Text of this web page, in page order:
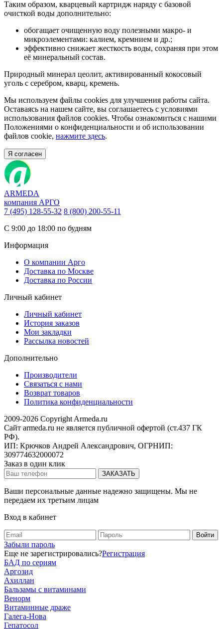
Таким образом, кварцевый картридж наряду с базовой
очисткой воды дополнительно:
обогащает очищенную воду полезными макро- и
микроэлементами: калием, кремнием и др.;
эффективно снижает жесткость воды, сохраняя при этом
её минеральный состав.
Природный минерал цеолит, активированный кокосовый
уголь с серебром, кварц, кремень.
Мы используем файлы cookies для улучшения работы сайта.
Оставаясь на нашем сайте, вы соглашаетесь с условиями
использования файлов cookies. Чтобы ознакомиться с нашими
Положениями о конфиденциальности и об использовании
файлов cookie, нажмите здесь.
Я согласен
ARMEDA
компания АРГО
7 (495) 128-55-32 8 (800) 200-55-11
С 9:00 до 18:00 по будням
Информация
О компании Арго
Доставка по Москве
Доставка по России
Личный кабинет
Личный кабинет
История заказов
Мои закладки
Рассылка новостей
Дополнительно
Производители
Связаться с нами
Возврат товаров
Политика конфиденциальности
2009-2026 Copyright Armeda.ru
Сайт armeda.ru не является публичной офертой (ст.437 ГК
РФ).
ИП: Крючков Андрей Александрович, ОГРНИП:
309774632000072
Заказ в один клик
Ваши персональные данные надежно защищены. Мы не
передаем их третьим лицам
Вход в кабинет
Забыли пароль
Еще не зарегистрировались?Регистрация
БАД по сериям
Аргозид
Ахиллан
Бальзамы с витаминами
Венорм
Витаминные драже
Галега-Нова
Гепатосол